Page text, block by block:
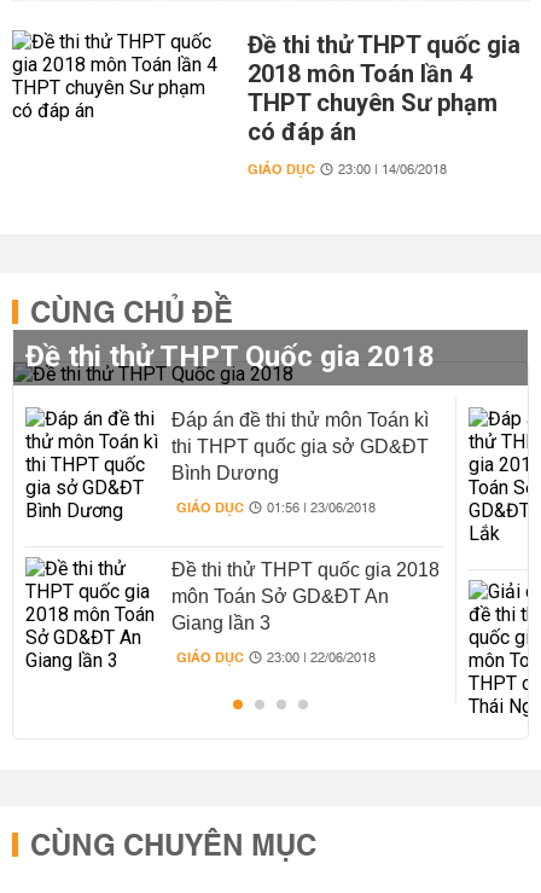
Đề thi thử THPT quốc gia
2018 môn Toán lần 4
THPT chuyên Sư phạm
có đáp án
GIÁO DỤC 23:00 | 14/06/2018
CÙNG CHỦ ĐỀ
Đề thi thử THPT Quốc gia 2018
Đáp án đề thi thử môn Toán kì
thi THPT quốc gia sở GD&ĐT
Bình Dương
GIÁO DỤC 01:56 | 23/06/2018
Đề thi thử THPT quốc gia 2018
môn Toán Sở GD&ĐT An
Giang lần 3
GIÁO DỤC 23:00 | 22/06/2018
CÙNG CHUYÊN MỤC